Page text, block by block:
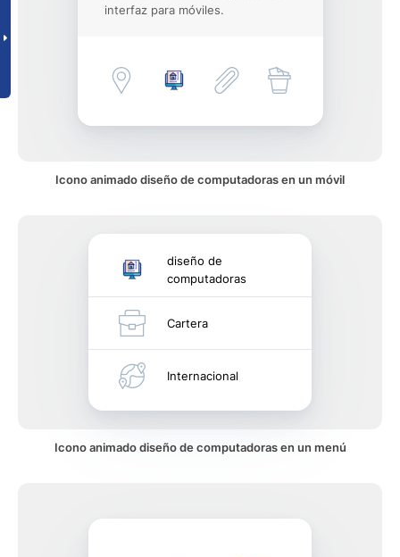
interfaz para móviles.
Icono animado diseño de computadoras en un móvil
diseño de
computadoras
Cartera
Internacional
Icono animado diseño de computadoras en un menú